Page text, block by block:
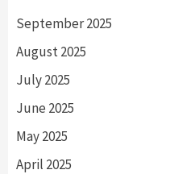
September 2025
August 2025
July 2025
June 2025
May 2025
April 2025